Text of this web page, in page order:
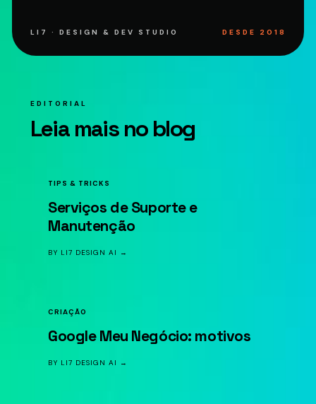
LI7 · DESIGN & DEV STUDIO DESDE 2018
EDITORIAL
Leia mais no blog
TIPS & TRICKS
Serviços de Suporte e
Manutenção
BY LI7 DESIGN AI →
CRIAÇÃO
Google Meu Negócio: motivos
BY LI7 DESIGN AI →